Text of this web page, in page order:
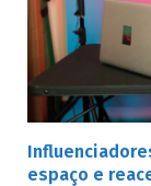
espaço e